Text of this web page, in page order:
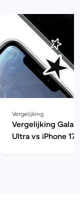
Vergelijking
Vergelijking
Ultra vs iPhone 17